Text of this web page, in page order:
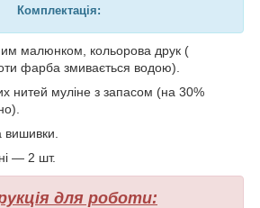
Комплектація:
малюнком, кольорова друк (
фарба змивається водою).
нитей муліне з запасом (на 30%
— 2 шт.
для роботи: